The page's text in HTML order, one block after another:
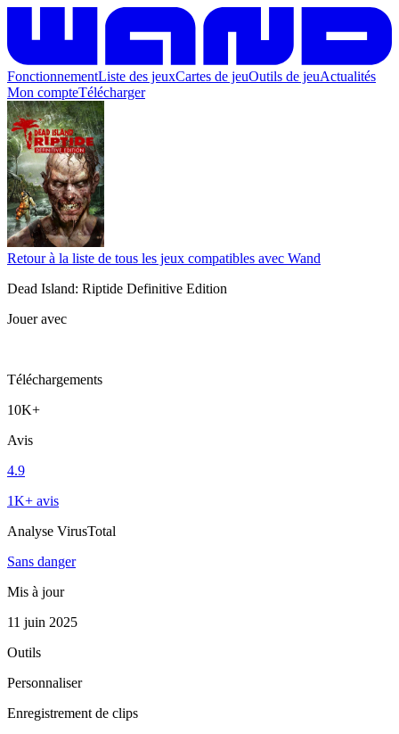
FonctionnementListe des jeuxCartes de jeuOutils de jeuActualités
Mon compteTélécharger
Retour à la liste de tous les jeux compatibles avec Wand
Dead Island: Riptide Definitive Edition
Jouer avec
Téléchargements
10K+
Avis
4.9
1K+ avis
Analyse VirusTotal
Sans danger
Mis à jour
11 juin 2025
Outils
Personnaliser
Enregistrement de clips